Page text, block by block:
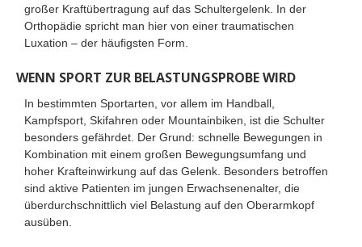
großer Kraftübertragung auf das Schultergelenk. In der
Orthopädie spricht man hier von einer traumatischen
Luxation – der häufigsten Form.
WENN SPORT ZUR BELASTUNGSPROBE WIRD
In bestimmten Sportarten, vor allem im Handball,
Kampfsport, Skifahren oder Mountainbiken, ist die Schulter
besonders gefährdet. Der Grund: schnelle Bewegungen in
Kombination mit einem großen Bewegungsumfang und
hoher Krafteinwirkung auf das Gelenk. Besonders betroffen
sind aktive Patienten im jungen Erwachsenenalter, die
überdurchschnittlich viel Belastung auf den Oberarmkopf
ausüben.